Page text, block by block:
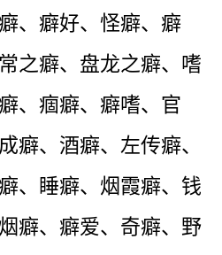
、癖好、怪癖、癖
之癖、盘龙之癖、嗜
、痼癖、癖嗜、官
癖、酒癖、左传癖、
、睡癖、烟霞癖、钱
癖、癖爱、奇癖、野